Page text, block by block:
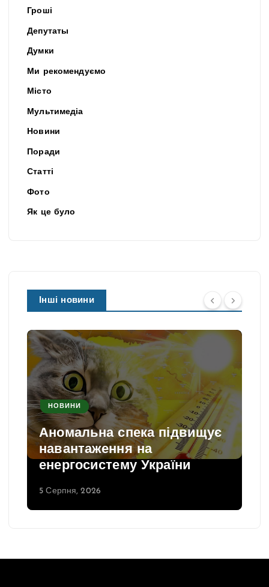
Гроші
Депутаты
Думки
Ми рекомендуємо
Місто
Мультимедіа
Новини
Поради
Статті
Фото
Як це було
Інші новини
НОВИНИ
Аномальна спека підвищує
навантаження на
енергосистему України
5 Серпня, 2026